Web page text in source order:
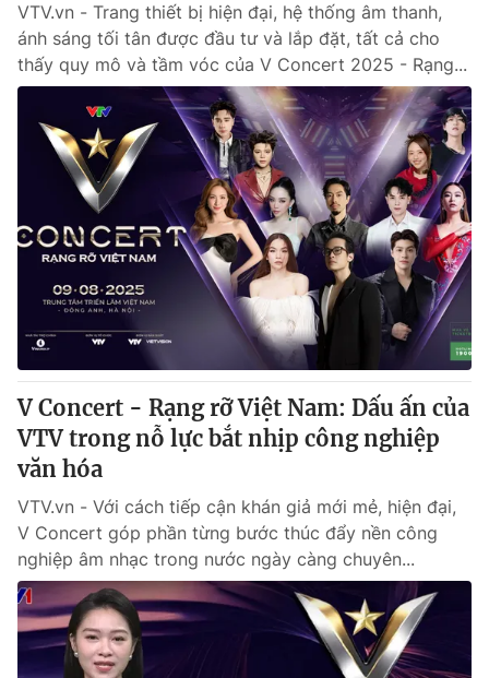
VTV.vn - Trang thiết bị hiện đại, hệ thống âm thanh,
ánh sáng tối tân được đầu tư và lắp đặt, tất cả cho
thấy quy mô và tầm vóc của V Concert 2025 - Rạng...
V Concert - Rạng rỡ Việt Nam: Dấu ấn của
VTV trong nỗ lực bắt nhịp công nghiệp
văn hóa
VTV.vn - Với cách tiếp cận khán giả mới mẻ, hiện đại,
V Concert góp phần từng bước thúc đẩy nền công
nghiệp âm nhạc trong nước ngày càng chuyên...